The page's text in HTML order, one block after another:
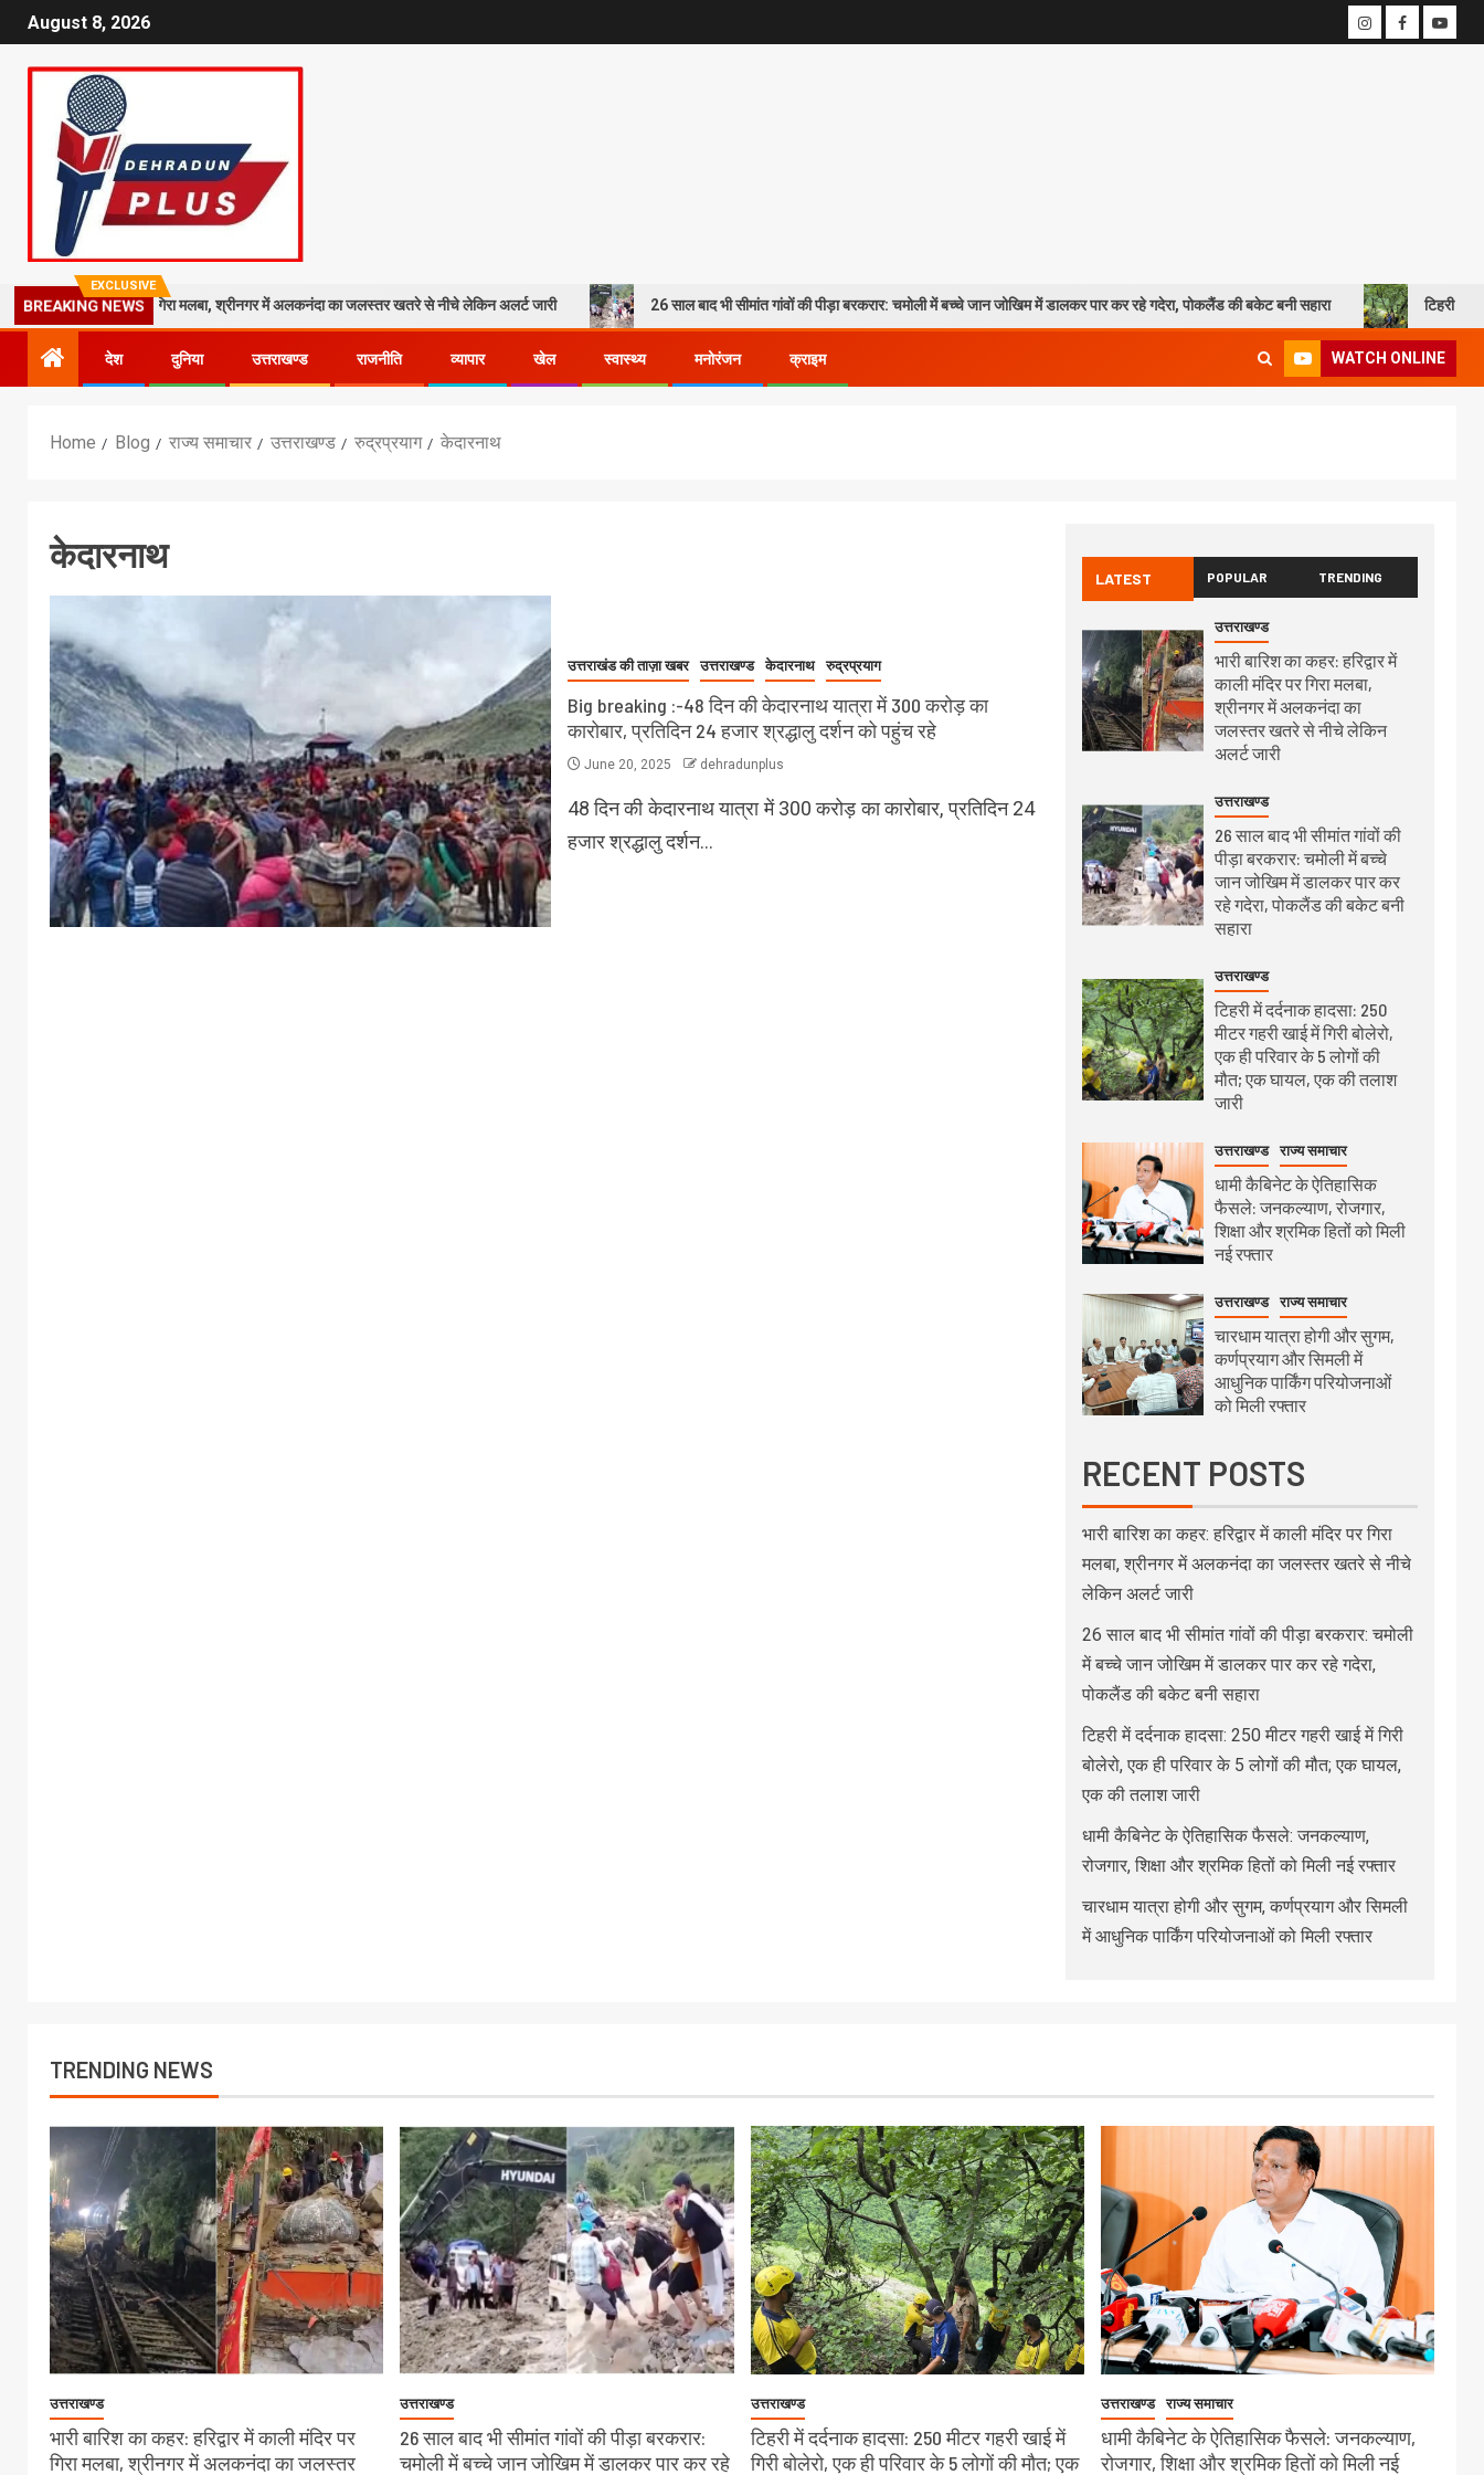
August 8, 2026
EXCLUSIVE
BREAKING NEWS
काली मंदिर पर गिरा मलबा, श्रीनगर में अलकनंदा का जलस्तर खतरे से नीचे लेकिन अलर्ट जारी 26 साल बाद भी सीमांत गांवों की पीड़ा बरकरार: चमोली में बच्चे जान जोखिम में डालकर पार कर रहे गदेरा, पोकलैंड की बकेट बनी सहारा टिहरी में दर्दनाक
देश दुनिया उत्तराखण्ड राजनीति व्यापार खेल स्वास्थ्य मनोरंजन क्राइम WATCH ONLINE
Home Blog राज्य समाचार उत्तराखण्ड रुद्रप्रयाग केदारनाथ
केदारनाथ
उत्तराखंड की ताज़ा खबर उत्तराखण्ड केदारनाथ रुद्रप्रयाग
Big breaking :-48 दिन की केदारनाथ यात्रा में 300 करोड़ का
कारोबार, प्रतिदिन 24 हजार श्रद्धालु दर्शन को पहुंच रहे
June 20, 2025 dehradunplus
48 दिन की केदारनाथ यात्रा में 300 करोड़ का कारोबार, प्रतिदिन 24
हजार श्रद्धालु दर्शन…
LATEST POPULAR TRENDING
उत्तराखण्ड
भारी बारिश का कहर: हरिद्वार में
काली मंदिर पर गिरा मलबा,
श्रीनगर में अलकनंदा का
जलस्तर खतरे से नीचे लेकिन
अलर्ट जारी
उत्तराखण्ड
26 साल बाद भी सीमांत गांवों की
पीड़ा बरकरार: चमोली में बच्चे
जान जोखिम में डालकर पार कर
रहे गदेरा, पोकलैंड की बकेट बनी
सहारा
उत्तराखण्ड
टिहरी में दर्दनाक हादसा: 250
मीटर गहरी खाई में गिरी बोलेरो,
एक ही परिवार के 5 लोगों की
मौत; एक घायल, एक की तलाश
जारी
उत्तराखण्ड राज्य समाचार
धामी कैबिनेट के ऐतिहासिक
फैसले: जनकल्याण, रोजगार,
शिक्षा और श्रमिक हितों को मिली
नई रफ्तार
उत्तराखण्ड राज्य समाचार
चारधाम यात्रा होगी और सुगम,
कर्णप्रयाग और सिमली में
आधुनिक पार्किंग परियोजनाओं
को मिली रफ्तार
RECENT POSTS
भारी बारिश का कहर: हरिद्वार में काली मंदिर पर गिरा
मलबा, श्रीनगर में अलकनंदा का जलस्तर खतरे से नीचे
लेकिन अलर्ट जारी
26 साल बाद भी सीमांत गांवों की पीड़ा बरकरार: चमोली
में बच्चे जान जोखिम में डालकर पार कर रहे गदेरा,
पोकलैंड की बकेट बनी सहारा
टिहरी में दर्दनाक हादसा: 250 मीटर गहरी खाई में गिरी
बोलेरो, एक ही परिवार के 5 लोगों की मौत; एक घायल,
एक की तलाश जारी
धामी कैबिनेट के ऐतिहासिक फैसले: जनकल्याण,
रोजगार, शिक्षा और श्रमिक हितों को मिली नई रफ्तार
चारधाम यात्रा होगी और सुगम, कर्णप्रयाग और सिमली
में आधुनिक पार्किंग परियोजनाओं को मिली रफ्तार
TRENDING NEWS
उत्तराखण्ड
भारी बारिश का कहर: हरिद्वार में काली मंदिर पर
गिरा मलबा, श्रीनगर में अलकनंदा का जलस्तर
उत्तराखण्ड
26 साल बाद भी सीमांत गांवों की पीड़ा बरकरार:
चमोली में बच्चे जान जोखिम में डालकर पार कर रहे
उत्तराखण्ड
टिहरी में दर्दनाक हादसा: 250 मीटर गहरी खाई में
गिरी बोलेरो, एक ही परिवार के 5 लोगों की मौत; एक
उत्तराखण्ड राज्य समाचार
धामी कैबिनेट के ऐतिहासिक फैसले: जनकल्याण,
रोजगार, शिक्षा और श्रमिक हितों को मिली नई